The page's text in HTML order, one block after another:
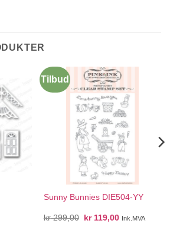
Tilbud
Sunny Bunnies DIE504-YY
kr299,00
Opprinnelig
kr119,00Nåværende
Ink.MVA